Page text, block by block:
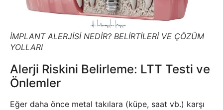
İMPLANT ALERJİSİ NEDİR? BELİRTİLERİ VE ÇÖZÜM
YOLLARI
Alerji Riskini Belirleme: LTT Testi ve
Önlemler
Eğer daha önce metal takılara (küpe, saat vb.) karşı